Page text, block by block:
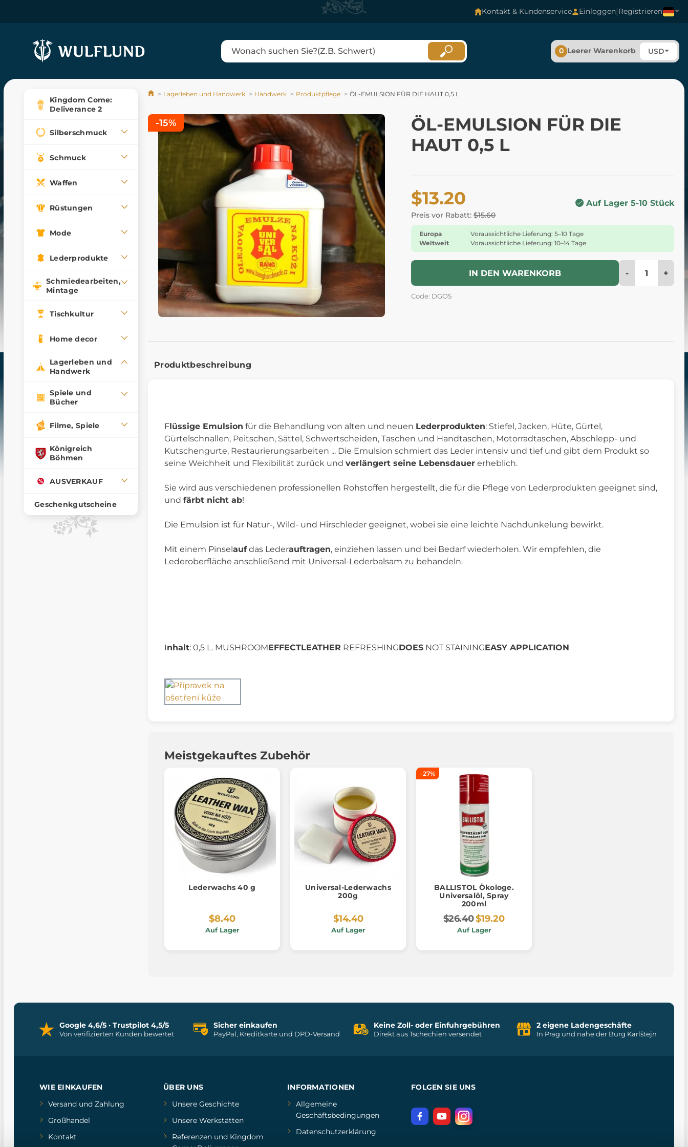
Kontakt & Kundenservice Einloggen|Registrieren
0 Leerer Warenkorb USD
Kingdom Come:
Deliverance 2
Silberschmuck
Schmuck
Waffen
Rüstungen
Mode
Lederprodukte
Schmiedearbeiten,
Mintage
Tischkultur
Home decor
Lagerleben und
Handwerk
Spiele und
Bücher
Filme, Spiele
Königreich
Böhmen
AUSVERKAUF
Geschenkgutscheine
Lagerleben und Handwerk Handwerk Produktpflege ÖL-EMULSION FÜR DIE HAUT 0,5 L
ÖL-EMULSION FÜR DIE
HAUT 0,5 L
$13.20
Preis vor Rabatt: $15.60
Auf Lager 5-10 Stück
Europa
Voraussichtliche Lieferung: 5–10 Tage
Weltweit
Voraussichtliche Lieferung: 10–14 Tage
IN DEN WARENKORB - +
Code: DGO5
-15%
Produktbeschreibung
F lüssige Emulsion für die Behandlung von alten und neuen Lederprodukten: Stiefel, Jacken, Hüte, Gürtel,
Gürtelschnallen, Peitschen, Sättel, Schwertscheiden, Taschen und Handtaschen, Motorradtaschen, Abschlepp- und
Kutschengurte, Restaurierungsarbeiten ... Die Emulsion schmiert das Leder intensiv und tief und gibt dem Produkt so
seine Weichheit und Flexibilität zurück und verlängert seine Lebensdauer erheblich.
Sie wird aus verschiedenen professionellen Rohstoffen hergestellt, die für die Pflege von Lederprodukten geeignet sind,
und färbt nicht ab!
Die Emulsion ist für Natur-, Wild- und Hirschleder geeignet, wobei sie eine leichte Nachdunkelung bewirkt.
Mit einem Pinsel aufdas Lederauftragen, einziehen lassen und bei Bedarf wiederholen. Wir empfehlen, die
Lederoberfläche anschließend mit Universal-Lederbalsam zu behandeln.
Inhalt: 0,5 L. MUSHROOMEFFECTLEATHER REFRESHINGDOES NOT STAININGEASY APPLICATION
Meistgekauftes Zubehör
Lederwachs 40 g
$8.40
Auf Lager
Universal-Lederwachs
200g
$14.40
Auf Lager
-27%
BALLISTOL Ökologe.
Universalöl, Spray
200ml
$26.40$19.20
Auf Lager
Google 4,6/5 · Trustpilot 4,5/5
Von verifizierten Kunden bewertet
Sicher einkaufen
PayPal, Kreditkarte und DPD-Versand
Keine Zoll- oder Einfuhrgebühren
Direkt aus Tschechien versendet
2 eigene Ladengeschäfte
In Prag und nahe der Burg Karlštejn
WIE EINKAUFEN
Versand und Zahlung
Großhandel
Kontakt
ÜBER UNS
Unsere Geschichte
Unsere Werkstätten
Referenzenund Kingdom
INFORMATIONEN
Allgemeine
Geschäftsbedingungen
Datenschutzerklärung
FOLGEN SIE UNS